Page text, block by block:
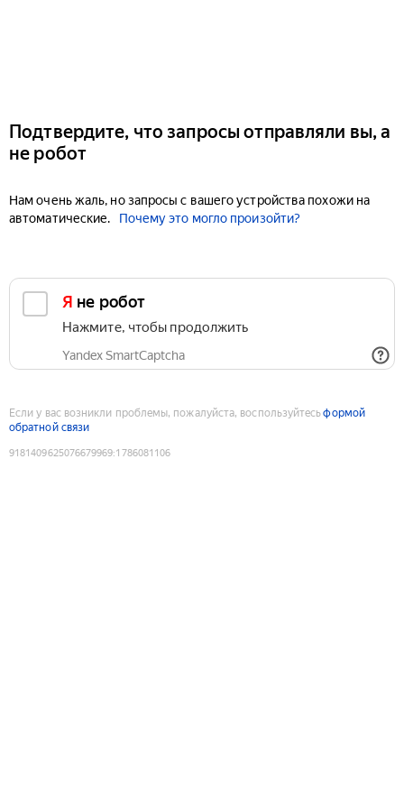
Подтвердите, что запросы отправляли вы, а
не робот
Нам очень жаль, но запросы с вашего устройства похожи на
автоматические.
Почему это могло произойти?
Я не робот
Нажмите, чтобы продолжить
Yandex SmartCaptcha
Если у вас возникли проблемы, пожалуйста, воспользуйтесьформой
обратной связи
9181409625076679969:1786081106